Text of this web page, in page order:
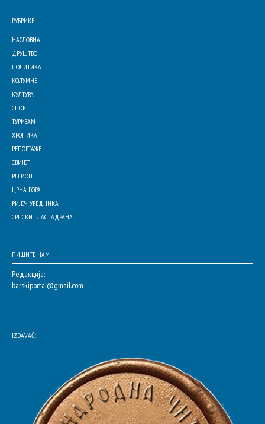
РУБРИКЕ
НАСЛОВНА
ДРУШТВО
ПОЛИТИКА
КОЛУМНЕ
КУЛТУРА
СПОРТ
ТУРИЗАМ
ХРОНИКА
РЕПОРТАЖЕ
СВИЈЕТ
РЕГИОН
ЦРНА ГОРА
РИЈЕЧ УРЕДНИКА
СРПСКИ ГЛАС ЈАДРАНА
ПИШИТЕ НАМ
Редакција:
barskiportal@gmail.com
IZDAVAČ: